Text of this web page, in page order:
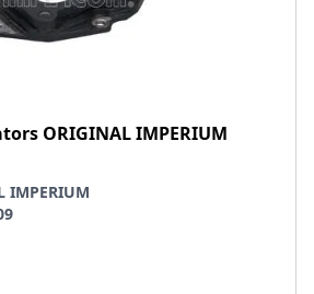
ORIGINAL IMPERIUM
IMPERIUM